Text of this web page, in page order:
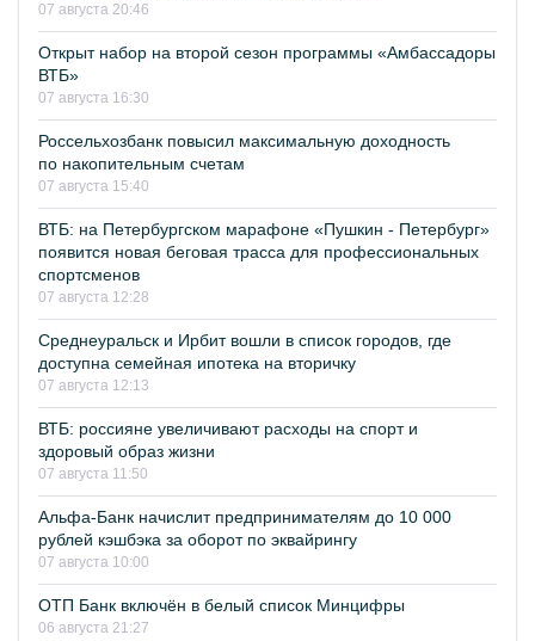
07 августа 20:46
Открыт набор на второй сезон программы «Амбассадоры
ВТБ»
07 августа 16:30
Россельхозбанк повысил максимальную доходность
по накопительным счетам
07 августа 15:40
ВТБ: на Петербургском марафоне «Пушкин - Петербург»
появится новая беговая трасса для профессиональных
спортсменов
07 августа 12:28
Среднеуральск и Ирбит вошли в список городов, где
доступна семейная ипотека на вторичку
07 августа 12:13
ВТБ: россияне увеличивают расходы на спорт и
здоровый образ жизни
07 августа 11:50
Альфа-Банк начислит предпринимателям до 10 000
рублей кэшбэка за оборот по эквайрингу
07 августа 10:00
ОТП Банк включён в белый список Минцифры
06 августа 21:27